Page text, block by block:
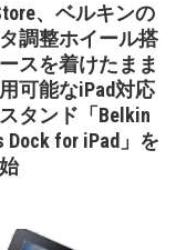
、ベルキンの
調整ホイール搭
スを着けたまま
可能なiPad対応
タンド「Belkin
Dock for iPad」を